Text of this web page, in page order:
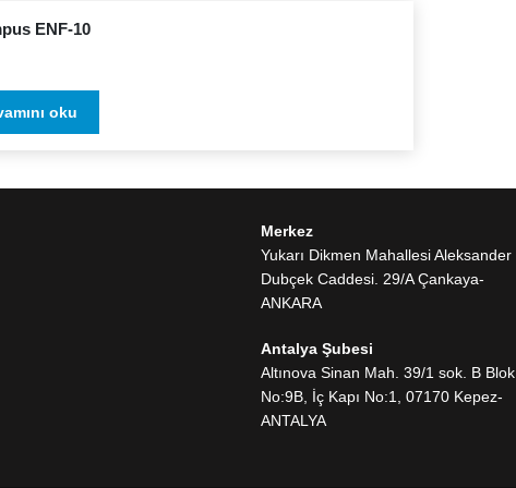
ENF-10
oku
Merkez
Yukarı Dikmen Mahallesi Aleksander
Dubçek Caddesi. 29/A Çankaya-
ANKARA
Antalya Şubesi
Altınova Sinan Mah. 39/1 sok. B Blok
No:9B, İç Kapı No:1, 07170 Kepez-
ANTALYA